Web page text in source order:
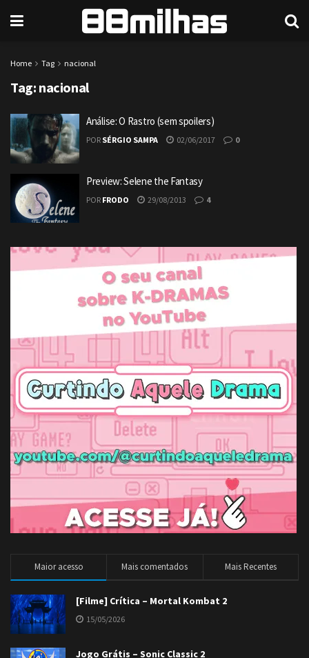
Home Tag nacional
Tag: nacional
Análise: O Rastro (sem spoilers)
POR SÉRGIO SAMPA 02/06/2017 0
Preview: Selene the Fantasy
POR FRODO 29/08/2013 4
Maior acesso Mais comentados Mais Recentes
[Filme] Crítica – Mortal Kombat 2
15/05/2026
Jogo Grátis – Sonic Classic 2